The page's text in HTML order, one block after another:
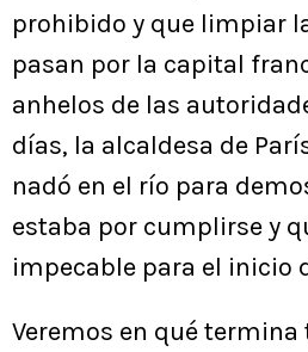
prohibido y que limpiar
pasan por la capital
anhelos de las
días, la alcaldesa de
nadó en el río para
estaba por cumplirse y
impecable para el inicio
Veremos en qué termina